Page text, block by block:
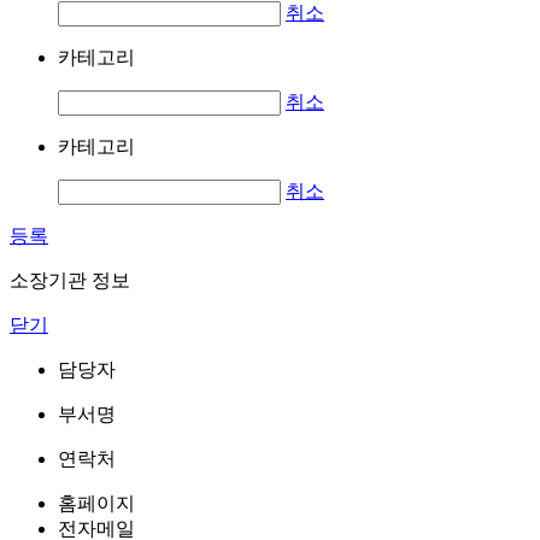
취소
카테고리
취소
카테고리
취소
등록
소장기관 정보
닫기
담당자
부서명
연락처
홈페이지
전자메일